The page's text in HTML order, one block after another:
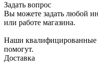
Задать вопрос
Вы можете задать любой
или работе магазина.
Наши квалифицированные
помогут.
Доставка